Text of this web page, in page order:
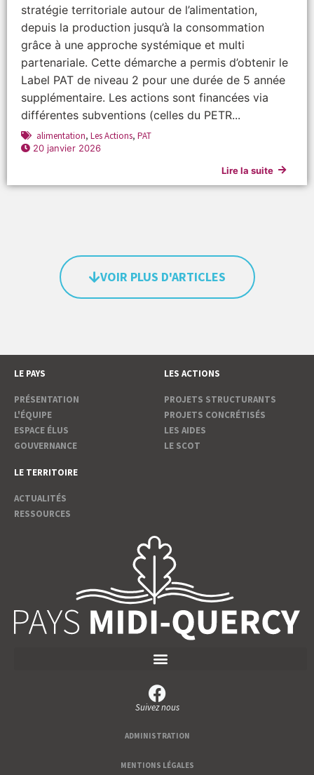
stratégie territoriale autour de l’alimentation,
depuis la production jusqu’à la consommation
grâce à une approche systémique et multi
partenariale. Cette démarche a permis d’obtenir le
Label PAT de niveau 2 pour une durée de 5 année
supplémentaire. Les actions sont financées via
différentes subventions (celles du PETR...
alimentation, Les Actions, PAT
20 janvier 2026
Lire la suite
VOIR PLUS D'ARTICLES
LE PAYS
PRÉSENTATION
L'ÉQUIPE
ESPACE ÉLUS
GOUVERNANCE
LES ACTIONS
PROJETS STRUCTURANTS
PROJETS CONCRÉTISÉS
LES AIDES
LE SCOT
LE TERRITOIRE
ACTUALITÉS
RESSOURCES
Suivez nous
ADMINISTRATION
MENTIONS LÉGALES